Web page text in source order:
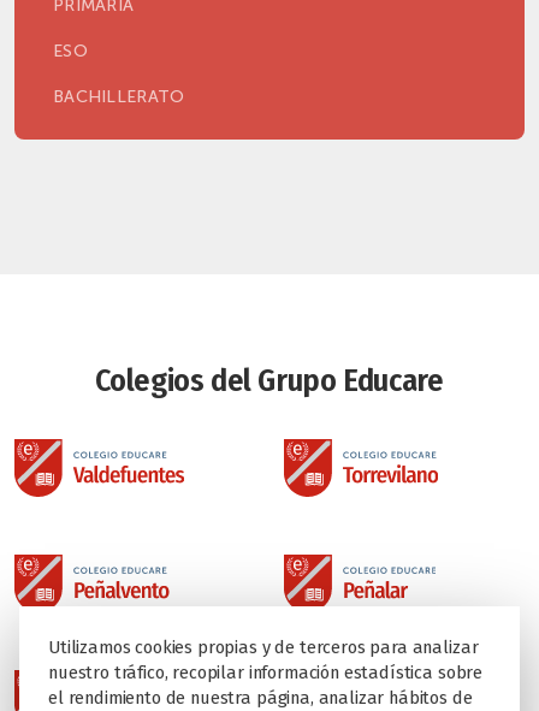
PRIMARIA
ESO
BACHILLERATO
Colegios del Grupo Educare
Utilizamos cookies propias y de terceros para analizar
nuestro tráfico, recopilar información estadística sobre
el rendimiento de nuestra página, analizar hábitos de